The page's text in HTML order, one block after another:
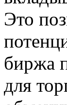
Это
биржа
для